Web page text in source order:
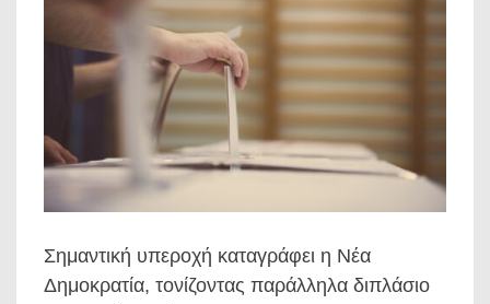
Σημαντική υπεροχή καταγράφει η Νέα
Δημοκρατία, τονίζοντας παράλληλα διπλάσιο